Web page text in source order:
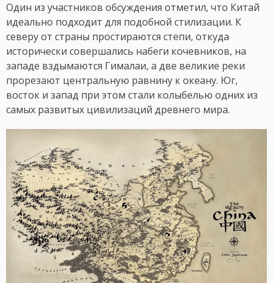
Один из участников обсуждения отметил, что Китай
идеально подходит для подобной стилизации. К
северу от страны простираются степи, откуда
исторически совершались набеги кочевников, на
западе вздымаются Гималаи, а две великие реки
прорезают центральную равнину к океану. Юг,
восток и запад при этом стали колыбелью одних из
самых развитых цивилизаций древнего мира.